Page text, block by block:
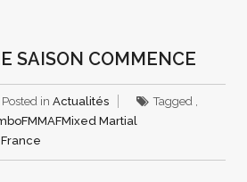
SAISON COMMENCE
Posted in Actualités
Tagged ,
FMMAFMixed Martial